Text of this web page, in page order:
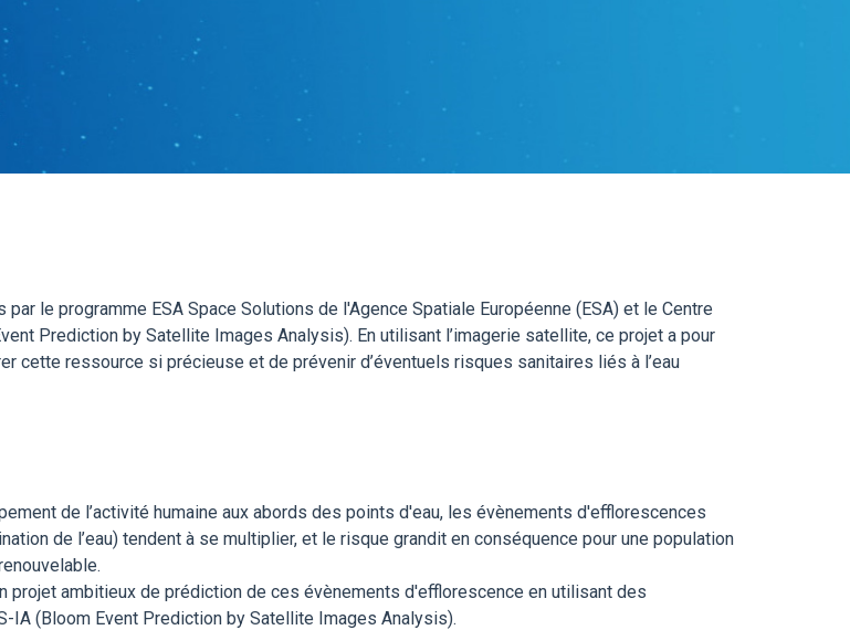
le programme ESA Space Solutions de l'Agence Spatiale Européenne (ESA) et le Centre
Prediction by Satellite Images Analysis). En utilisant l’imagerie satellite, ce projet a pour
cette ressource si précieuse et de prévenir d’éventuels risques sanitaires liés à l’eau
de l’activité humaine aux abords des points d'eau, les évènements d'efflorescences
de l’eau) tendent à se multiplier, et le risque grandit en conséquence pour une population
projet ambitieux de prédiction de ces évènements d'efflorescence en utilisant des
(Bloom Event Prediction by Satellite Images Analysis).